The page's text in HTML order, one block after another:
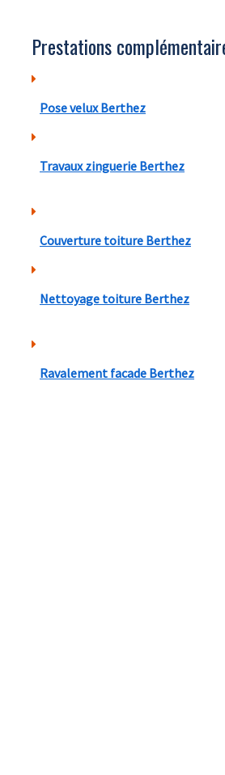
Prestations
Pose velux Berthez
Travaux zinguerie Berthez
Couverture toiture Berthez
Nettoyage toiture Berthez
Ravalement facade Berthez